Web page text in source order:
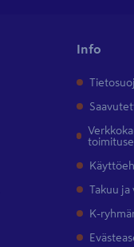
Info
Takuu ja
K-